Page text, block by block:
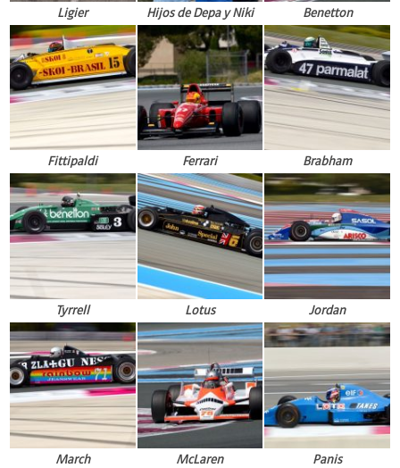
Ligier Hijos de Depa y Niki Benetton
Fittipaldi Ferrari Brabham
Tyrrell Lotus Jordan
March McLaren Panis